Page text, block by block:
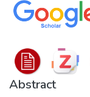
Abstract